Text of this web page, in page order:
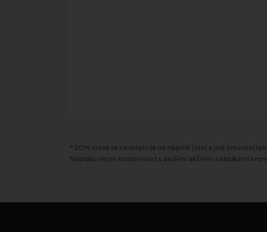
* 20% sleva se nevztahuje na náplně (olej a jiné provozní
Nabídku nelze kombinovat s dalšími akčními nabídkami